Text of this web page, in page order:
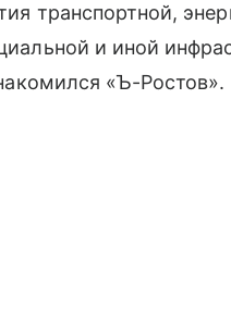
транспортной,
и иной
«Ъ-Ростов».